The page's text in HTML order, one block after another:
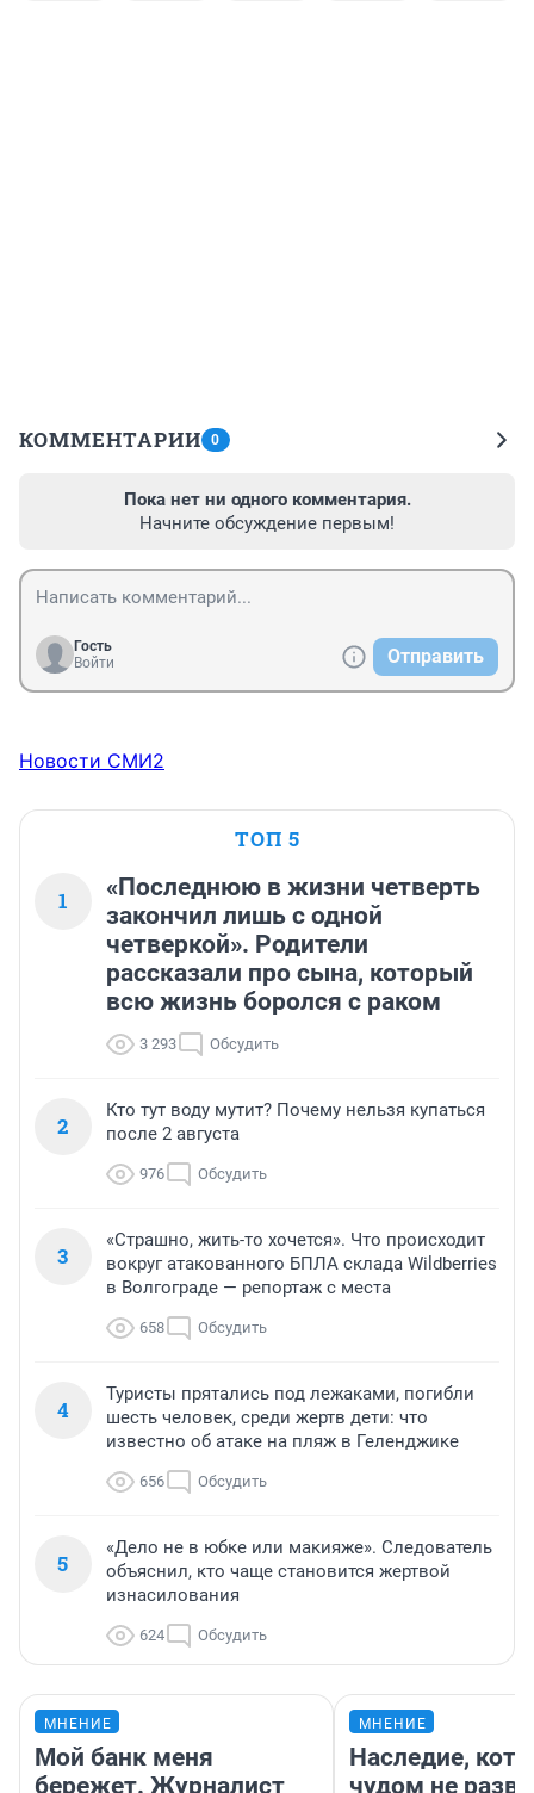
КОММЕНТАРИИ 0
Пока нет ни одного комментария.
Начните обсуждение первым!
Гость
Войти
Отправить
Новости СМИ2
ТОП 5
1
«Последнюю в жизни четверть
закончил лишь с одной
четверкой». Родители
рассказали про сына, который
всю жизнь боролся с раком
3 293 Обсудить
2
Кто тут воду мутит? Почему нельзя купаться
после 2 августа
976 Обсудить
3
«Страшно, жить-то хочется». Что происходит
вокруг атакованного БПЛА склада Wildberries
в Волгограде — репортаж с места
658 Обсудить
4
Туристы прятались под лежаками, погибли
шесть человек, среди жертв дети: что
известно об атаке на пляж в Геленджике
656 Обсудить
5
«Дело не в юбке или макияже». Следователь
объяснил, кто чаще становится жертвой
изнасилования
624 Обсудить
МНЕНИЕ
Мой банк меня
бережет. Журналист
МНЕНИЕ
Наследие,
чудом не